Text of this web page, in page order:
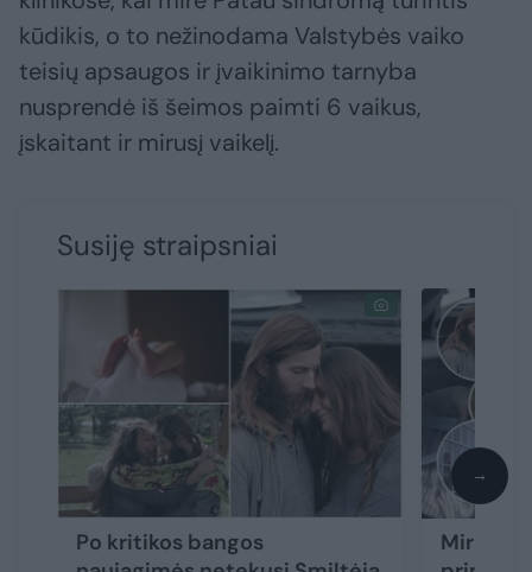
kūdikis, o to nežinodama Valstybės vaiko
teisių apsaugos ir įvaikinimo tarnyba
nusprendė iš šeimos paimti 6 vaikus,
įskaitant ir mirusį vaikelį.
Susiję straipsniai
Po kritikos bangos
Mirusio
→